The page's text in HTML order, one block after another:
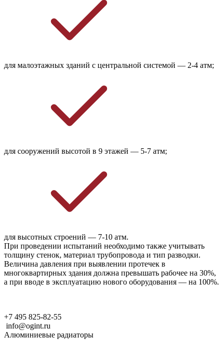
для малоэтажных зданий с центральной системой — 2-4 атм;
для сооружений высотой в 9 этажей — 5-7 атм;
для высотных строений — 7-10 атм.
При проведении испытаний необходимо также учитывать
толщину стенок, материал трубопровода и тип разводки.
Величина давления при выявлении протечек в
многоквартирных здания должна превышать рабочее на 30%,
а при вводе в эксплуатацию нового оборудования — на 100%.
+7 495 825-82-55
info@ogint.ru
Алюминиевые радиаторы